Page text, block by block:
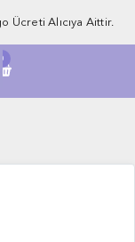
Ücreti Alıcıya Aittir.
0